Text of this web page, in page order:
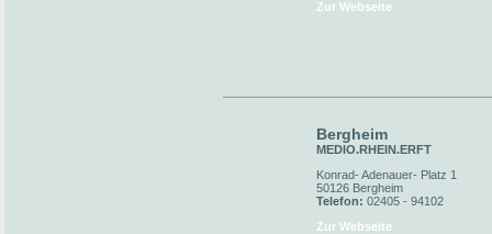
Zur Webseite
Bergheim
MEDIO.RHEIN.ERFT
Konrad- Adenauer- Platz 1
50126 Bergheim
Telefon: 02405 - 94102
Zur Webseite